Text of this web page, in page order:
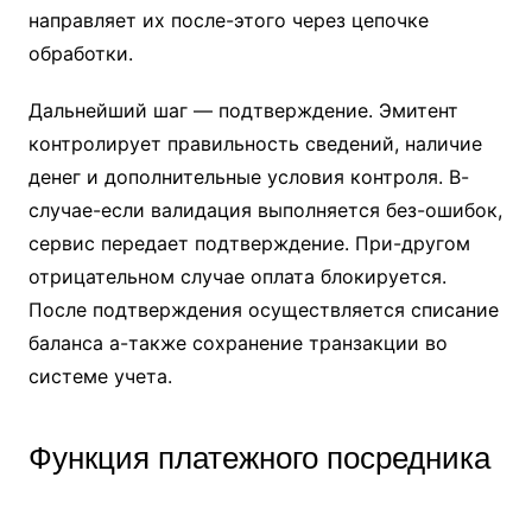
направляет их после-этого через цепочке
обработки.
Дальнейший шаг — подтверждение. Эмитент
контролирует правильность сведений, наличие
денег и дополнительные условия контроля. В-
случае-если валидация выполняется без-ошибок,
сервис передает подтверждение. При-другом
отрицательном случае оплата блокируется.
После подтверждения осуществляется списание
баланса а-также сохранение транзакции во
системе учета.
Функция платежного посредника